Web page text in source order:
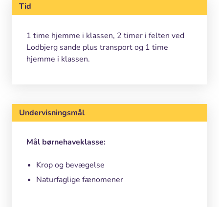
Tid
1 time hjemme i klassen, 2 timer i felten ved
Lodbjerg sande plus transport og 1 time
hjemme i klassen.
Undervisningsmål
Mål børnehaveklasse:
Krop og bevægelse
Naturfaglige fænomener